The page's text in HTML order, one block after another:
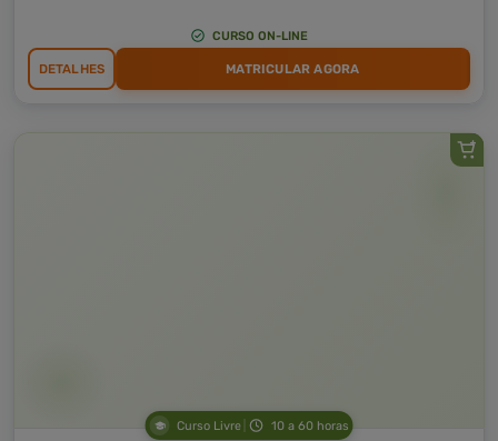
CURSO ON-LINE
DETALHES MATRICULAR AGORA
Curso Livre 10 a 60 horas